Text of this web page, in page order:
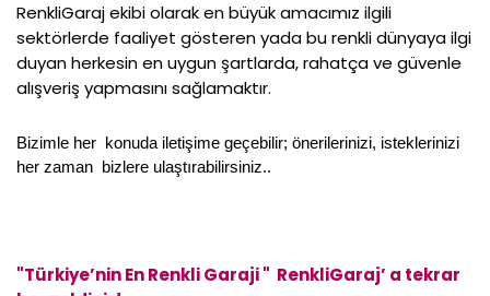
RenkliGaraj ekibi olarak en büyük amacımız ilgili
sektörlerde faaliyet gösteren yada bu renkli dünyaya ilgi
duyan herkesin en uygun şartlarda, rahatça ve güvenle
alışveriş yapmasını sağlamaktır.
Bizimle her konuda iletişime geçebilir; önerilerinizi, isteklerinizi
her zaman bizlere ulaştırabilirsiniz..
"Türkiye’nin En Renkli Garaji " RenkliGaraj’ a tekrar